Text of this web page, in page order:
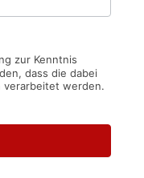
zur Kenntnis
dass die dabei
verarbeitet werden.